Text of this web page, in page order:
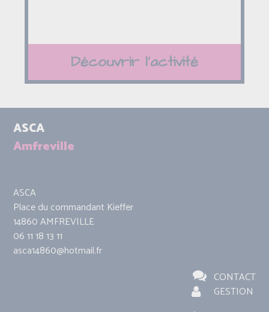
Découvrir l'activité
ASCA
Amfreville
ASCA
Place du commandant Kieffer
14860 AMFREVILLE
06 11 18 13 11
asca14860@hotmail.fr
CONTACT
GESTION